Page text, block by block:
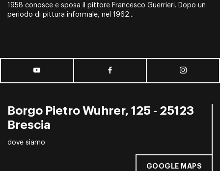
1958 conosce e sposa il pittore Francesco Guerrieri. Dopo un
periodo di pittura informale, nel 1962...
Borgo Pietro Wuhrer, 125 - 25123
Brescia
dove siamo
GOOGLE MAPS